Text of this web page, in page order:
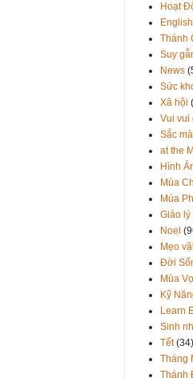
Hoạt
Thánh
Suy
News
Sức
Xã hội
Vui vui
Sắc
at the
Hình
Mùa
Mùa
Giáo lý
Noel
Mẹo
Đời
Mùa
Kỹ
Learn
Sinh
Tết (34)
Tháng
Thánh